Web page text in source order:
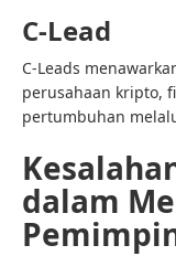
C-Lead
C-Leads
perusahaan kripto,
pertumbuhan
dalam